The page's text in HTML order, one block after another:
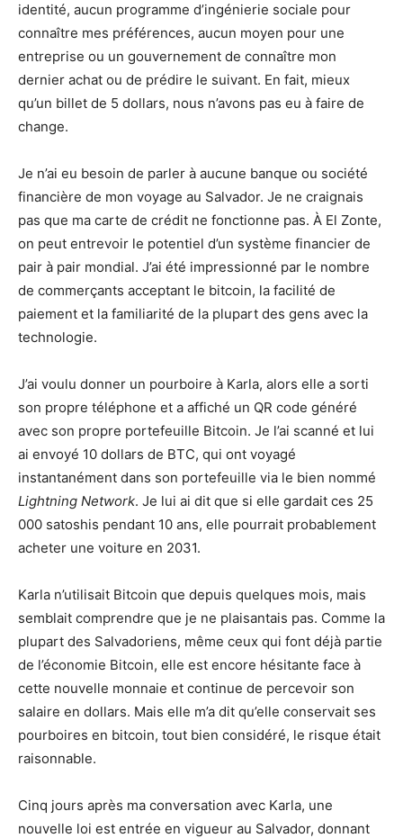
identité, aucun programme d’ingénierie sociale pour
connaître mes préférences, aucun moyen pour une
entreprise ou un gouvernement de connaître mon
dernier achat ou de prédire le suivant. En fait, mieux
qu’un billet de 5 dollars, nous n’avons pas eu à faire de
change.
Je n’ai eu besoin de parler à aucune banque ou société
financière de mon voyage au Salvador. Je ne craignais
pas que ma carte de crédit ne fonctionne pas. À El Zonte,
on peut entrevoir le potentiel d’un système financier de
pair à pair mondial. J’ai été impressionné par le nombre
de commerçants acceptant le bitcoin, la facilité de
paiement et la familiarité de la plupart des gens avec la
technologie.
J’ai voulu donner un pourboire à Karla, alors elle a sorti
son propre téléphone et a affiché un QR code généré
avec son propre portefeuille Bitcoin. Je l’ai scanné et lui
ai envoyé 10 dollars de BTC, qui ont voyagé
instantanément dans son portefeuille via le bien nommé
Lightning Network. Je lui ai dit que si elle gardait ces 25
000 satoshis pendant 10 ans, elle pourrait probablement
acheter une voiture en 2031.
Karla n’utilisait Bitcoin que depuis quelques mois, mais
semblait comprendre que je ne plaisantais pas. Comme la
plupart des Salvadoriens, même ceux qui font déjà partie
de l’économie Bitcoin, elle est encore hésitante face à
cette nouvelle monnaie et continue de percevoir son
salaire en dollars. Mais elle m’a dit qu’elle conservait ses
pourboires en bitcoin, tout bien considéré, le risque était
raisonnable.
Cinq jours après ma conversation avec Karla, une
nouvelle loi est entrée en vigueur au Salvador, donnant